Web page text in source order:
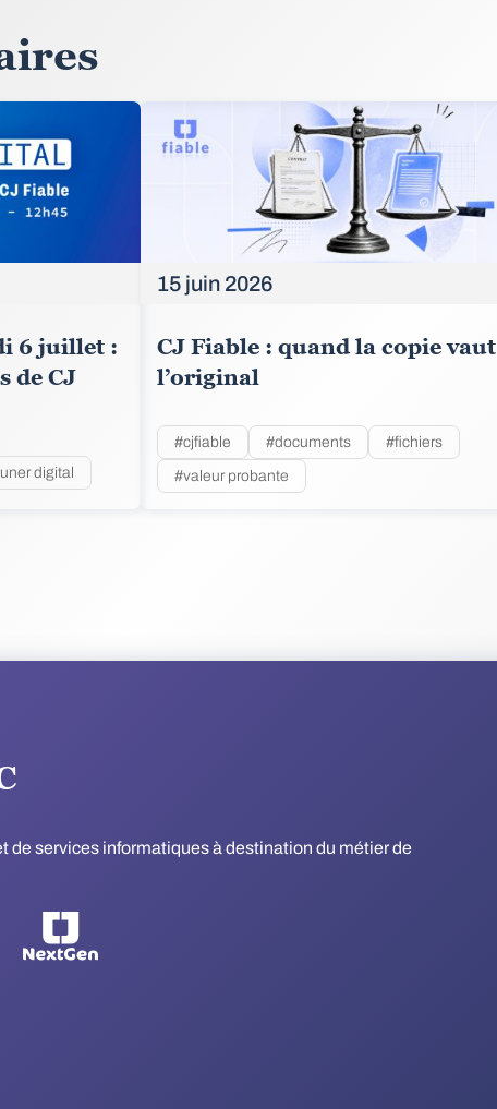
6 juillet :
de CJ
digital
15 juin 2026
CJ Fiable : quand la copie vaut
l’original
#cjfiable #documents #fichiers
#valeur probante
de services informatiques à destination du métier de